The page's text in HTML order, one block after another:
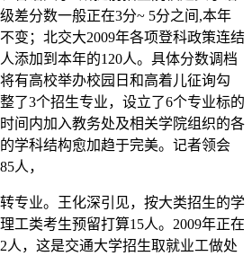
差分数一般正在3分~ 5分之间,本年
变；北交大2009年各项登科政策连结
添加到本年的120人。具体分数调档
有高校举办校园日和高着儿征询勾
了3个招生专业，设立了6个专业标的
间内加入教务处及相关学院组织的各
学科结构愈加趋于完美。记者领会
人，
业。王化深引见，按大类招生的学
工类考生预留打算15人。2009年正在
人，这是交通大学招生取就业工做处